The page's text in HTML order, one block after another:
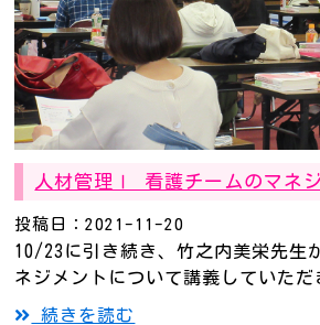
人材管理Ⅰ 看護チームのマネ
投稿日：2021-11-20
10/23に引き続き、竹之内美栄先生
ネジメントについて講義していた
続きを読む